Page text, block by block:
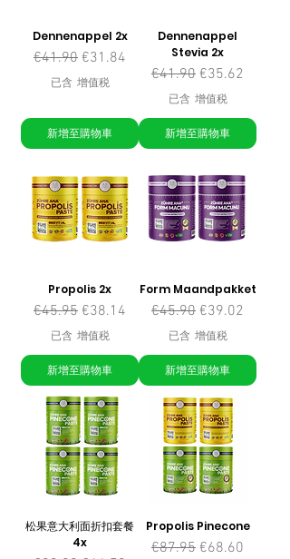
Dennenappel 2x
一般價格
€41.90 促銷價格
€31.84
已含 增值税
新增至購物車
Dennenappel
Stevia 2x
一般價格
€41.90 促銷價格
€35.62
已含 增值税
新增至購物車
Propolis 2x
一般價格
€45.95 促銷價格
€38.14
已含 增值税
新增至購物車
Form Maandpakket
一般價格
€45.90 促銷價格
€39.02
已含 增值税
新增至購物車
松果意大利面折扣套餐
4x
Propolis Pinecone
一般價格
€87.95 促銷價格
€68.60